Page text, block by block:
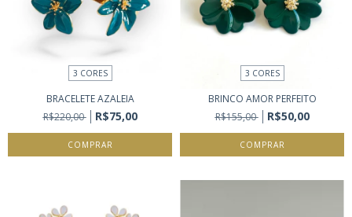
3 CORES
BRACELETE AZALEIA
R$220,00
R$75,00
COMPRAR
3 CORES
BRINCO AMOR PERFEITO
R$155,00
R$50,00
COMPRAR